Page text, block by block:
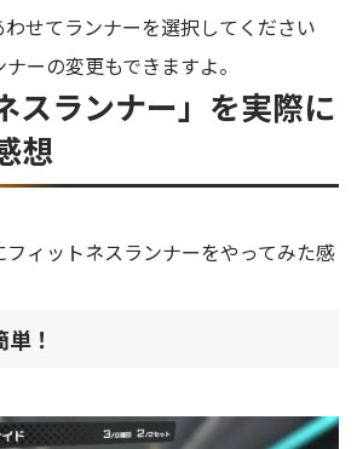
せてランナーを選択してください
ーの変更もできますよ。
スランナー」を実際に
想
フィットネスランナーをやってみた感
！